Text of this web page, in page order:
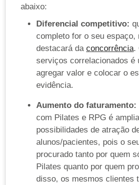
abaixo:
Diferencial competitivo:
completo for o seu espaço,
destacará da concorrência.
serviços correlacionados é
agregar valor e colocar o
evidência.
Aumento do faturamento:
com Pilates e RPG é
possibilidades de atração
alunos/pacientes, pois o
procurado tanto por quem
Pilates quanto por quem
disso, os mesmos clientes